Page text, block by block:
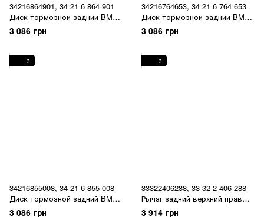
34216864901, 34 21 6 864 901
Диск тормозной задний BMW
1 E81/E87 / 3 E90/E91/E92/E93
/ X1 E84
3 086 грн
34216764653, 34 21 6 764 653
Диск тормозной задний BMW
1 E81/E87 / 3 E90/E91/E92/E93
/ X1 E84
3 086 грн
3
34216855008, 34 21 6 855 008
Диск тормозной задний BMW
1 E81/E87 / 3 E90/E91/E92/E93
3 086 грн
3
33322406288, 33 32 2 406 288
Рычаг задний верхний правый
BMW 1 E81/E82/E87/E88 / 3
3 914 грн